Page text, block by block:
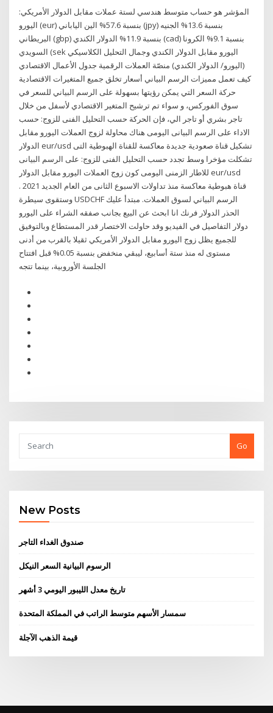
المؤشر هو حساب متوسط هندسي لستة عملات مقابل الدولار الأمريكي:
اليورو (eur) بنسبة 57.6% الين الياباني (jpy) بنسبة 13.6% الجنيه
البريطاني (gbp) بنسبة 11.9% الدولار الكندي (cad) بنسبة 9.1% الكرونا
السويدي (sek اليورو مقابل الدولار الكندي وجمال التحليل الكلاسيكي
(اليورو/ الدولار الكندي) منصّة العملات الرقمية جدول الأعمال الاقتصادي
كيف تعمل مميزات الرسم البياني أسعار تخلق جميع المتغيرات الاقتصادية
حركة السعر التي يمكن رؤيتها بسهولة على الرسم البياني للسعر في
سوق الفوركس، و سواء تم ترشيح المتغير الاقتصادي لأسفل من خلال
تاجر بشري أو تاجر الي، فإن الحركة حسب التحليل الفنى للزوج: حسب
الاداء على الرسم البيانى اليومى هناك محاولة لزوج العملات اليورو مقابل
الدولار eur/usd تشكيل قناة صعودية جديدة معاكسة للقناة الهبوطية التى
تشكلت مؤخرا وسط تجدد حسب التحليل الفنى للزوج: على الرسم البيانى
للاطار الزمنى اليومى كون زوج العملات اليورو مقابل الدولار eur/usd
قناة هبوطية معاكسة منذ تداولات الاسبوع الثانى من العام الجديد 2021 .
وستقوى سيطرة ‎USDCHF‎ الرسم البياني لسوق العملات. مبتدأ عليك
الحذر الدولار فرنك انا ابحث عن البيع بجانب صفقه الشراء على اليورو
دولار التفاصيل في الفيديو وقد حاولت الاختصار قدر المستطاع وبالتوفيق
للجميع يظل زوج اليورو مقابل الدولار الأمريكي ثقيلا بالقرب من أدنى
مستوى له منذ ستة أسابيع، ليبقي منخفض بنسبة 0.05% قبل افتتاح
الجلسة الأوروبية، بينما تتجه
Go
New Posts
صندوق الغداء التاجر
الرسوم البيانية السعر النيكل
تاريخ معدل الليبور اليومي 3 أشهر
سمسار الأسهم متوسط ​​الراتب في المملكة المتحدة
قيمة الذهب الآجلة